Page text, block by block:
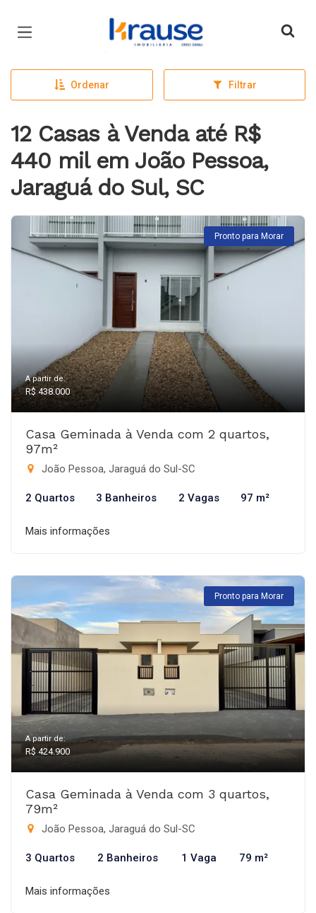
Página inicial
Ordenar Filtrar
12 Casas à Venda até R$
440 mil em João Pessoa,
Jaraguá do Sul, SC
Pronto para Morar
A partir de:
R$ 438.000
Casa Geminada à Venda com 2 quartos,
97m²
João Pessoa, Jaraguá do Sul-SC
2 Quartos 3 Banheiros 2 Vagas 97 m²
Mais informações
Pronto para Morar
A partir de:
R$ 424.900
Casa Geminada à Venda com 3 quartos,
79m²
João Pessoa, Jaraguá do Sul-SC
3 Quartos 2 Banheiros 1 Vaga 79 m²
Mais informações